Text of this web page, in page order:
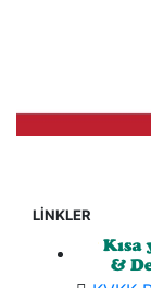
LİNKLER